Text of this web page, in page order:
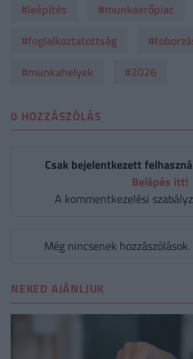
#leépítés
#munkaerőpiac
#foglalkoztatottság
#munkahelyek
#2026
0 HOZZÁSZÓLÁS
Csak bejelentkezett
Belépés itt!
A kommentkezelési
Még nincsenek
NEKED AJÁNLJUK